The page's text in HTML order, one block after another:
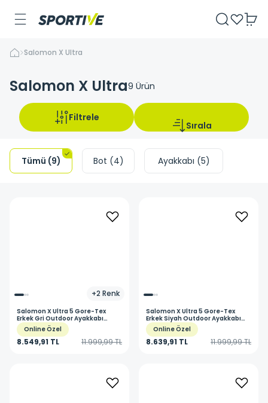
Salomon X Ultra
Salomon X Ultra9 Ürün
Filtrele
Sırala
Tümü (9) Bot (4) Ayakkabı (5)
+2 Renk
SalomonX Ultra 5 Gore-Tex
Erkek Gri Outdoor Ayakkabı
L47854600
Online Özel
8.549,91 TL 11.999,99 TL
SalomonX Ultra 5 Gore-Tex
Erkek Siyah Outdoor Ayakkabı
L47725500
Online Özel
8.639,91 TL 11.999,99 TL